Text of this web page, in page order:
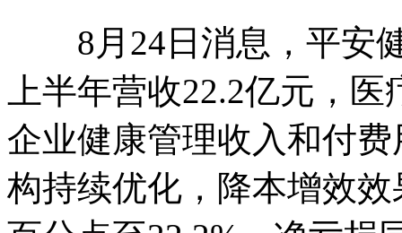
8月24日消息，平安健
上半年营收22.2亿元，
企业健康管理收入和付
构持续优化，降本增效